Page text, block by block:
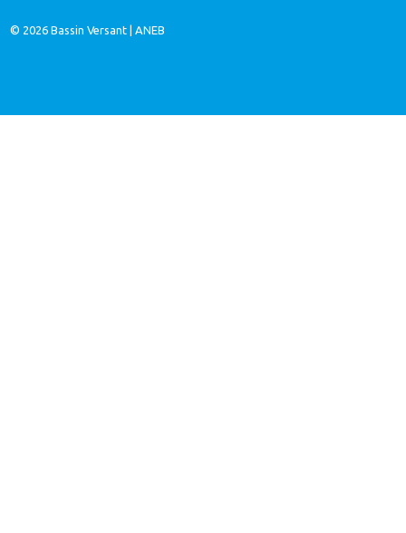
© 2026Bassin Versant | ANEB